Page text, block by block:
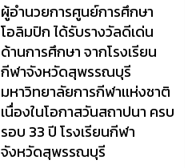
ผู้อำนวยการศูนย์การศึกษา
โอลิมปิก ได้รับรางวัลดีเด่น
ด้านการศึกษา จากโรงเรียน
กีฬาจังหวัดสุพรรณบุรี
มหาวิทยาลัยการกีฬาเเห่งชาติ
เนื่องในโอกาสวันสถาปนา ครบ
รอบ 33 ปี โรงเรียนกีฬา
จังหวัดสุพรรณบุรี